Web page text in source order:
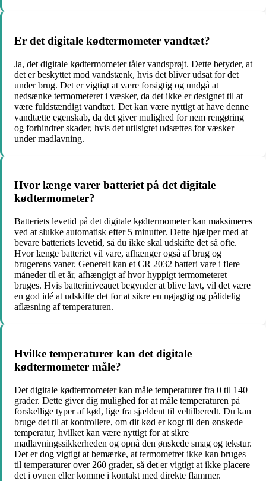
Er det digitale kødtermometer vandtæt?
Ja, det digitale kødtermometer tåler vandsprøjt. Dette betyder, at
det er beskyttet mod vandstænk, hvis det bliver udsat for det
under brug. Det er vigtigt at være forsigtig og undgå at
nedsænke termometeret i væsker, da det ikke er designet til at
være fuldstændigt vandtæt. Det kan være nyttigt at have denne
vandtætte egenskab, da det giver mulighed for nem rengøring
og forhindrer skader, hvis det utilsigtet udsættes for væsker
under madlavning.
Hvor længe varer batteriet på det digitale
kødtermometer?
Batteriets levetid på det digitale kødtermometer kan maksimeres
ved at slukke automatisk efter 5 minutter. Dette hjælper med at
bevare batteriets levetid, så du ikke skal udskifte det så ofte.
Hvor længe batteriet vil vare, afhænger også af brug og
brugerens vaner. Generelt kan et CR 2032 batteri vare i flere
måneder til et år, afhængigt af hvor hyppigt termometeret
bruges. Hvis batteriniveauet begynder at blive lavt, vil det være
en god idé at udskifte det for at sikre en nøjagtig og pålidelig
aflæsning af temperaturen.
Hvilke temperaturer kan det digitale
kødtermometer måle?
Det digitale kødtermometer kan måle temperaturer fra 0 til 140
grader. Dette giver dig mulighed for at måle temperaturen på
forskellige typer af kød, lige fra sjældent til veltilberedt. Du kan
bruge det til at kontrollere, om dit kød er kogt til den ønskede
temperatur, hvilket kan være nyttigt for at sikre
madlavningssikkerheden og opnå den ønskede smag og tekstur.
Det er dog vigtigt at bemærke, at termometret ikke kan bruges
til temperaturer over 260 grader, så det er vigtigt at ikke placere
det i ovnen eller komme i kontakt med direkte flammer.